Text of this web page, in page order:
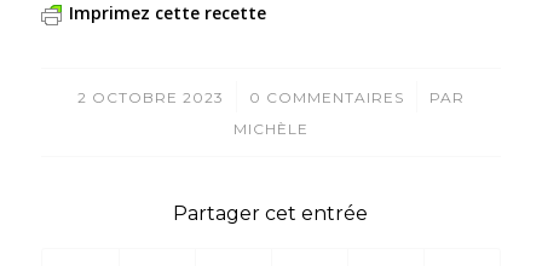
Imprimez cette recette
2 OCTOBRE 2023
/ 0 COMMENTAIRES
/
PAR
MICHÈLE
Partager cet entrée